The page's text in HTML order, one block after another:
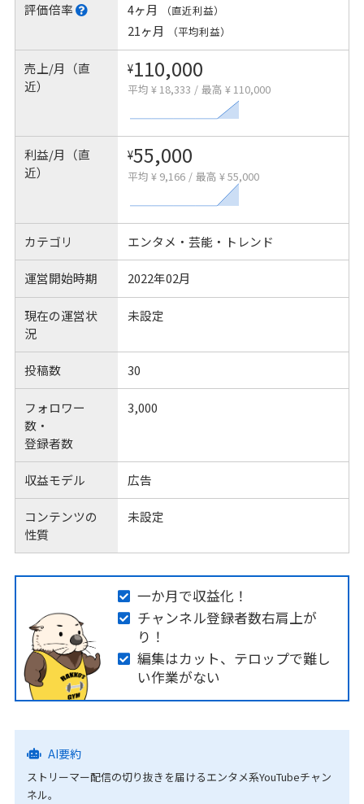
評価倍率 4ヶ月 （直近利益）
21ヶ月 （平均利益）
売上/月（直
近）
¥110,000
平均 ¥ 18,333 / 最高 ¥ 110,000
利益/月（直
近）
¥55,000
平均 ¥ 9,166 / 最高 ¥ 55,000
カテゴリ エンタメ・芸能・トレンド
運営開始時期 2022年02月
現在の運営状
況
未設定
投稿数 30
フォロワー
数・
登録者数
3,000
収益モデル 広告
コンテンツの
性質
未設定
一か月で収益化！
チャンネル登録者数右肩上が
り！
編集はカット、テロップで難し
い作業がない
AI要約
ストリーマー配信の切り抜きを届けるエンタメ系YouTubeチャン
ネル。